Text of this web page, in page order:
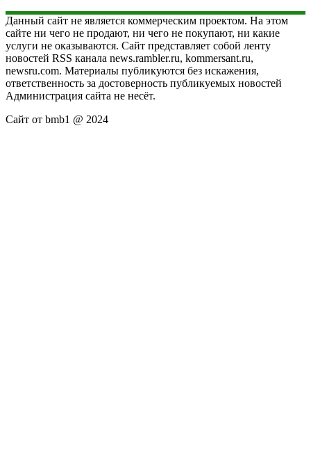
Данный сайт не является коммерческим проектом. На этом
сайте ни чего не продают, ни чего не покупают, ни какие
услуги не оказываются. Сайт представляет собой ленту
новостей RSS канала news.rambler.ru, kommersant.ru,
newsru.com. Материалы публикуются без искажения,
ответственность за достоверность публикуемых новостей
Администрация сайта не несёт.
Сайт от bmb1 @ 2024